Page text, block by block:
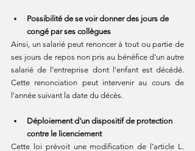
Possibilité de se voir donner des jours de
congé par ses collègues
Ainsi, un salarié peut renoncer à tout ou partie de
ses jours de repos non pris au bénéfice d'un autre
salarié de l'entreprise dont l'enfant est décédé.
Cette renonciation peut intervenir au cours de
l'année suivant la date du décès.
Déploiement d'un dispositif de protection
contre le licenciement
Cette loi prévoit une modification de l'article L.